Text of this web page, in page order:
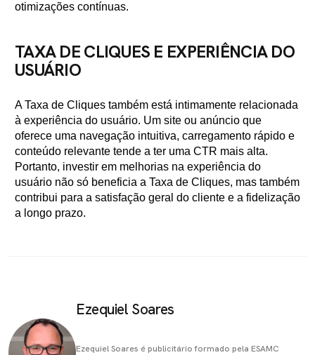
otimizações contínuas.
TAXA DE CLIQUES E EXPERIÊNCIA DO
USUÁRIO
A Taxa de Cliques também está intimamente relacionada
à experiência do usuário. Um site ou anúncio que
oferece uma navegação intuitiva, carregamento rápido e
conteúdo relevante tende a ter uma CTR mais alta.
Portanto, investir em melhorias na experiência do
usuário não só beneficia a Taxa de Cliques, mas também
contribui para a satisfação geral do cliente e a fidelização
a longo prazo.
Ezequiel Soares
Ezequiel Soares é publicitário formado pela ESAMC